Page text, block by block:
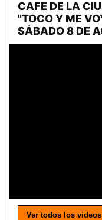
Ver todos los videos